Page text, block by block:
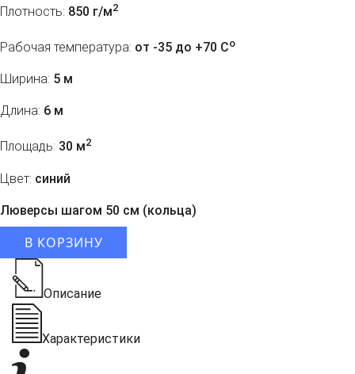
Плотность: 850 г/м2
Рабочая температура: от -35 до +70 Co
Ширина: 5 м
Длина: 6 м
Площадь: 30 м2
Цвет: синий
Люверсы шагом 50 см (кольца)
В КОРЗИНУ
Описание
Характеристики